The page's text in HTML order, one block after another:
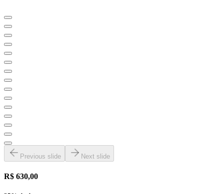
Previous slide Next slide
R$ 630,00